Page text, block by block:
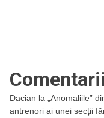
Dacian la
„Anomaliile”
antrenori ai unei secții